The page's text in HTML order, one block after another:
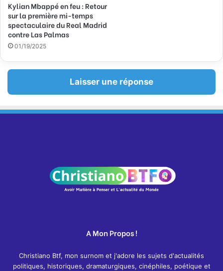
Kylian Mbappé en feu : Retour
sur la première mi-temps
spectaculaire du Real Madrid
contre Las Palmas
01/19/2025
Laisser une réponse
A Mon Propos !
Christiano Btf, mon surnom et j'adore les sujets d'actualités
politiques, historiques, dramaturgiques, cinéphiles, poétique et